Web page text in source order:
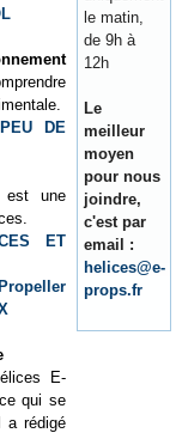
DE
une
ET
E-
qui se
a rédigé
le matin,
de 9h à
12h
Le
meilleur
moyen
pour nous
joindre,
c'est par
email :
helices@e-
props.fr